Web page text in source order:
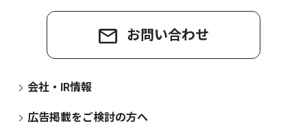
お問い合わせ
会社・IR情報
広告掲載をご検討の方へ